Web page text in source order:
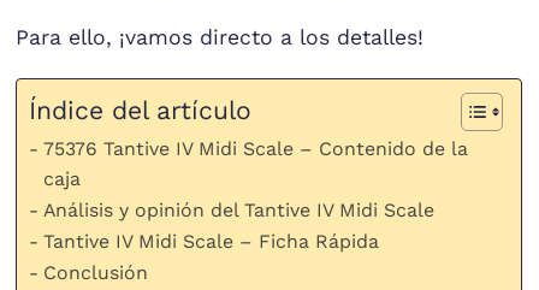
Para ello, ¡vamos directo a los detalles!
Índice del artículo
75376 Tantive IV Midi Scale – Contenido de la
caja
Análisis y opinión del Tantive IV Midi Scale
Tantive IV Midi Scale – Ficha Rápida
Conclusión